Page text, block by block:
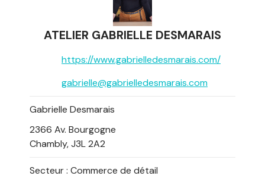
ATELIER GABRIELLE DESMARAIS
https://www.gabrielledesmarais.com/
gabrielle@gabrielledesmarais.com
Gabrielle Desmarais
2366 Av. Bourgogne
Chambly, J3L 2A2
Secteur : Commerce de détail